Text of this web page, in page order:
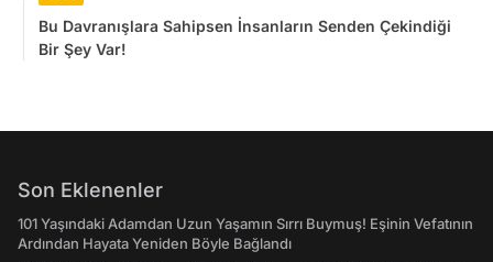
Bu Davranışlara Sahipsen İnsanların Senden Çekindiği
Bir Şey Var!
Son Eklenenler
101 Yaşındaki Adamdan Uzun Yaşamın Sırrı Buymuş! Eşinin Vefatının
Ardından Hayata Yeniden Böyle Bağlandı